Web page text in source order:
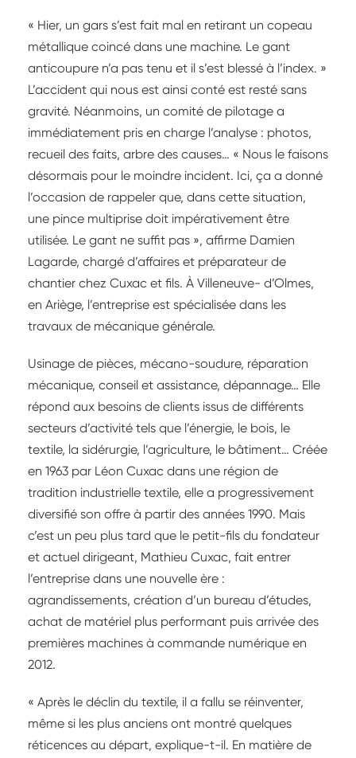
« Hier, un gars s’est fait mal en retirant un copeau
métallique coincé dans une machine. Le gant
anticoupure n’a pas tenu et il s’est blessé à l’index. »
L’accident qui nous est ainsi conté est resté sans
gravité. Néanmoins, un comité de pilotage a
immédiatement pris en charge l’analyse : photos,
recueil des faits, arbre des causes… « Nous le faisons
désormais pour le moindre incident. Ici, ça a donné
l’occasion de rappeler que, dans cette situation,
une pince multiprise doit impérativement être
utilisée. Le gant ne suffit pas », affirme Damien
Lagarde, chargé d’affaires et préparateur de
chantier chez Cuxac et fils. À Villeneuve- d’Olmes,
en Ariège, l’entreprise est spécialisée dans les
travaux de mécanique générale.
Usinage de pièces, mécano-soudure, réparation
mécanique, conseil et assistance, dépannage… Elle
répond aux besoins de clients issus de différents
secteurs d’activité tels que l’énergie, le bois, le
textile, la sidérurgie, l’agriculture, le bâtiment… Créée
en 1963 par Léon Cuxac dans une région de
tradition industrielle textile, elle a progressivement
diversifié son offre à partir des années 1990. Mais
c’est un peu plus tard que le petit-fils du fondateur
et actuel dirigeant, Mathieu Cuxac, fait entrer
l’entreprise dans une nouvelle ère :
agrandissements, création d’un bureau d’études,
achat de matériel plus performant puis arrivée des
premières machines à commande numérique en
2012.
« Après le déclin du textile, il a fallu se réinventer,
même si les plus anciens ont montré quelques
réticences au départ, explique-t-il. En matière de